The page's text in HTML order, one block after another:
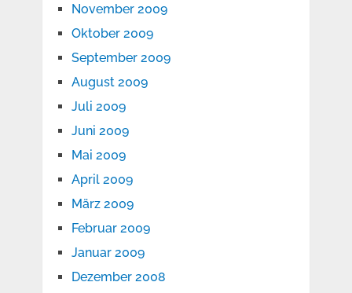
November 2009
Oktober 2009
September 2009
August 2009
Juli 2009
Juni 2009
Mai 2009
April 2009
März 2009
Februar 2009
Januar 2009
Dezember 2008